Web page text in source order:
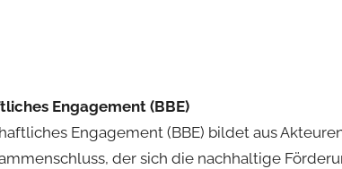
Engagement (BBE)
Engagement (BBE) bildet aus
der sich die nachhaltige